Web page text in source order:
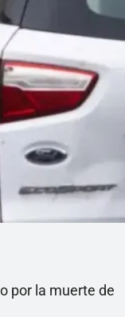
por la muerte de